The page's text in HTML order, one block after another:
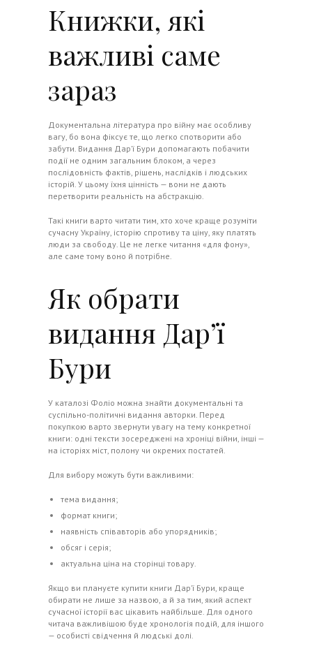
Книжки, які
важливі саме
зараз
Документальна література про війну має особливу
вагу, бо вона фіксує те, що легко спотворити або
забути. Видання Дар’ї Бури допомагають побачити
події не одним загальним блоком, а через
послідовність фактів, рішень, наслідків і людських
історій. У цьому їхня цінність — вони не дають
перетворити реальність на абстракцію.
Такі книги варто читати тим, хто хоче краще розуміти
сучасну Україну, історію спротиву та ціну, яку платять
люди за свободу. Це не легке читання «для фону»,
але саме тому воно й потрібне.
Як обрати
видання Дар’ї
Бури
У каталозі Фоліо можна знайти документальні та
суспільно-політичні видання авторки. Перед
покупкою варто звернути увагу на тему конкретної
книги: одні тексти зосереджені на хроніці війни, інші —
на історіях міст, полону чи окремих постатей.
Для вибору можуть бути важливими:
тема видання;
формат книги;
наявність співавторів або упорядників;
обсяг і серія;
актуальна ціна на сторінці товару.
Якщо ви плануєте купити книги Дар’ї Бури, краще
обирати не лише за назвою, а й за тим, який аспект
сучасної історії вас цікавить найбільше. Для одного
читача важливішою буде хронологія подій, для іншого
— особисті свідчення й людські долі.